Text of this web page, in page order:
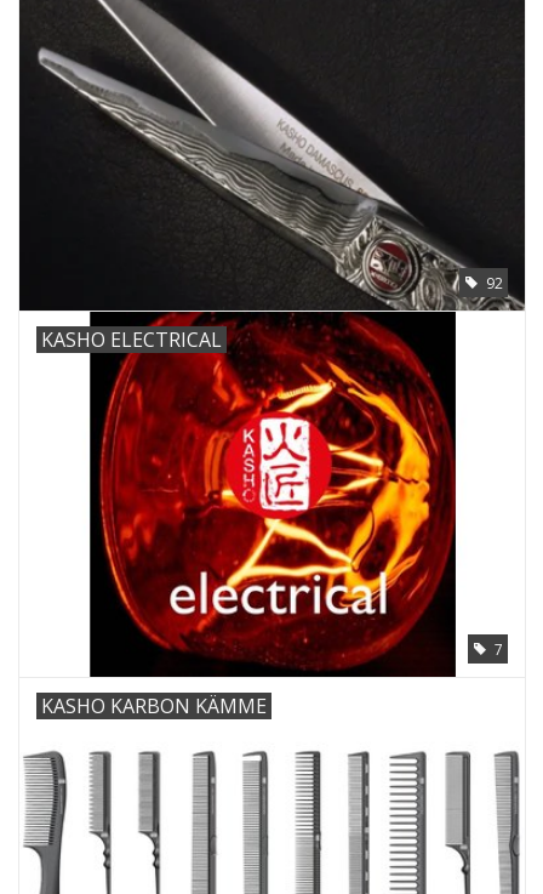
92
KASHO ELECTRICAL
7
KASHO KARBON KÄMME